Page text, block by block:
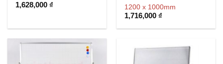
1,628,000 ₫ 1200 x 1000mm
1,716,000 ₫